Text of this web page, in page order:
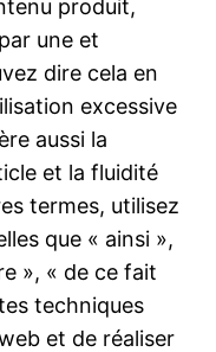
produit,
une et
dire cela en
excessive
aussi la
et la fluidité
termes, utilisez
que « ainsi »,
», « de ce fait
techniques
et de réaliser